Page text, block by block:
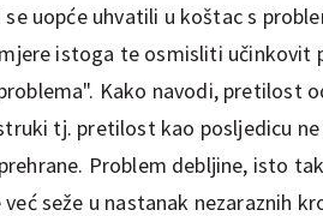
se uopće uhvatili u koštac s
istoga te osmisliti učinkovit
Kako navodi, pretilost
tj. pretilost kao posljedicu
Problem debljine, isto
seže u nastanak nezaraznih